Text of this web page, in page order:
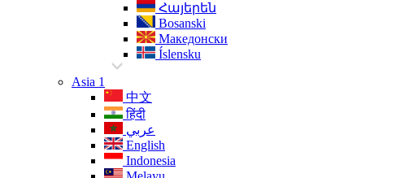
Հայերեն
Bosanski
Македонски
Íslensku
Asia 1
中文
हिंदी
عربي
English
Indonesia